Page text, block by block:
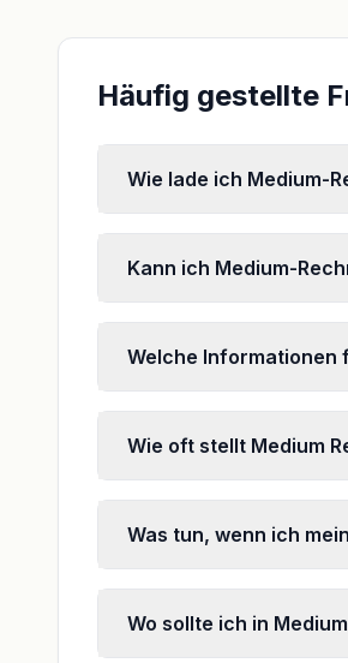
Häufig gestellte
Wie lade ich Medium-
Kann ich Medium-
Welche Informationen
Wie oft stellt Medium
Was tun, wenn ich
Wo sollte ich in